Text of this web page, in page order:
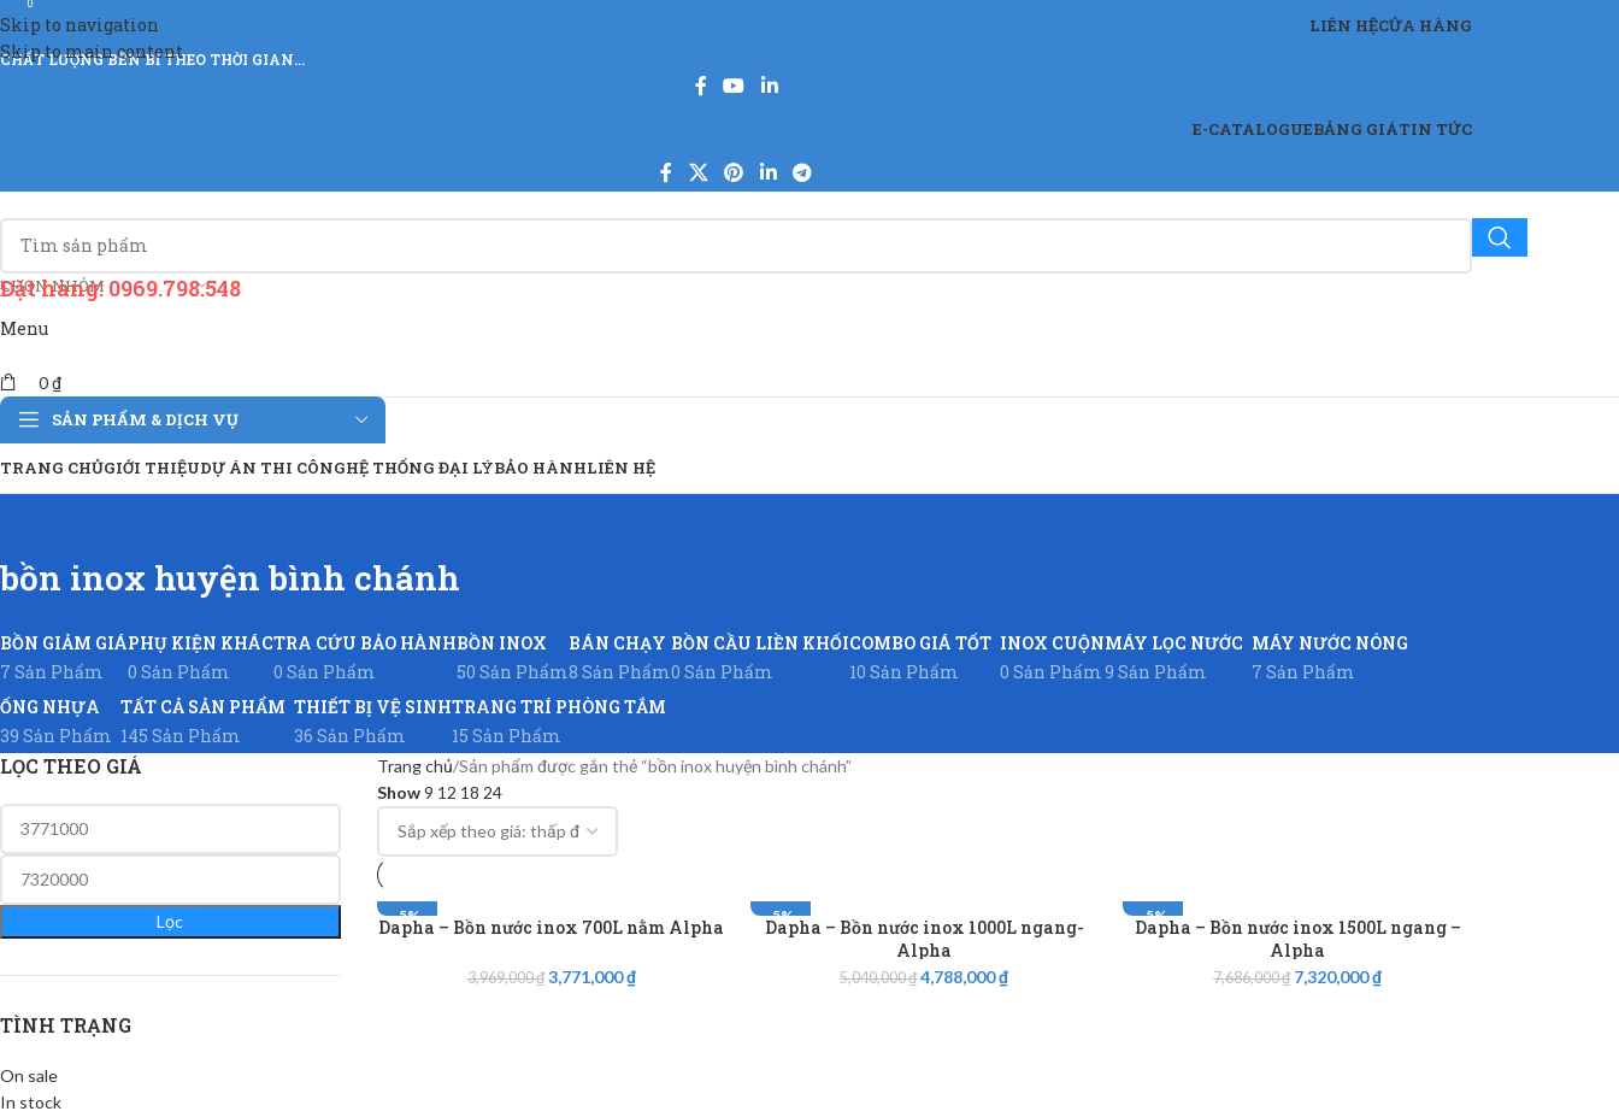
Skip to navigation
Skip to main content
LIÊN HỆCỬA HÀNG
CHẤT LƯỢNG BỀN BỈ THEO THỜI GIAN…
E-CATALOGUEBẢNG GIÁTIN TỨC
CHỌN NHÓM
Đặt hàng: 0969.798.548
Menu
0
0₫
SẢN PHẨM & DỊCH VỤ
TRANG CHỦGIỚI THIỆUDỰ ÁN THI CÔNGHỆ THỐNG ĐẠI LÝBẢO HÀNHLIÊN HỆ
bồn inox huyện bình chánh
BỒN GIẢM GIÁ
7 Sản Phẩm
PHỤ KIỆN KHÁC
0 Sản Phẩm
TRA CỨU BẢO HÀNH
0 Sản Phẩm
BỒN INOX
50 Sản Phẩm
BÁN CHẠY
8 Sản Phẩm
BỒN CẦU LIỀN KHỐI
0 Sản Phẩm
COMBO GIÁ TỐT
10 Sản Phẩm
INOX CUỘN
0 Sản Phẩm
MÁY LỌC NƯỚC
9 Sản Phẩm
MÁY NƯỚC NÓNG
7 Sản Phẩm
ỐNG NHỰA
39 Sản Phẩm
TẤT CẢ SẢN PHẨM
145 Sản Phẩm
THIẾT BỊ VỆ SINH
36 Sản Phẩm
TRANG TRÍ PHÒNG TẮM
15 Sản Phẩm
LỌC THEO GIÁ
Lọc
TÌNH TRẠNG
On sale
In stock
Trang chủ Sản phẩm được gắn thẻ “bồn inox huyện bình chánh”
Show9 12 18 24
-5%
Dapha – Bồn nước inox 700L nằm Alpha
3,969,000₫ 3,771,000₫
-5%
Dapha – Bồn nước inox 1000L ngang-
Alpha
5,040,000₫ 4,788,000₫
-5%
Dapha – Bồn nước inox 1500L ngang –
Alpha
7,686,000₫ 7,320,000₫